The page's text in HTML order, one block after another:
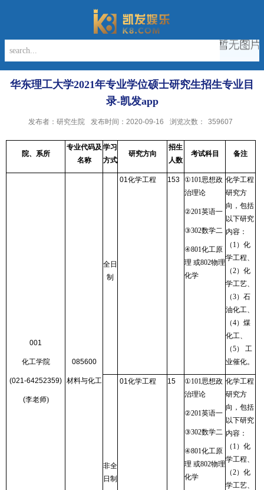
华东理工大学2021年专业学位硕士研究生招生专业目
录-凯发app
发布者：研究生院 发布时间：2020-09-16 浏览次数： 359607
院、系所
专业代码及
名称
学习
方式
研究方向
招生
人数
考试科目 备注
001
化工学院
(021-64252359)
(李老师)
085600
材料与化工
全日
制
01化学工程 153 ①101思想政
治理论
②201英语一
③302数学二
④801化工原
理 或802物理
化学
化学工程
研究方
向，包括
以下研究
内容：
（ 1）化
学工程、
（2）化
学工艺、
（3）石
油化工、
（4）煤
化工、
（5） 工
业催化。
非全
日制
01化学工程 15 ①101思想政
治理论
②201英语一
③302数学二
④801化工原
理 或802物理
化学
化学工程
研究方
向，包括
以下研究
内容：
（ 1）化
学工程、
（2）化
学工艺、